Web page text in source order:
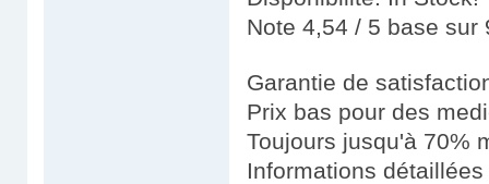
Note 4,54 / 5 base sur
Garantie de
Prix bas pour des
Toujours jusqu'à 70%
Informations